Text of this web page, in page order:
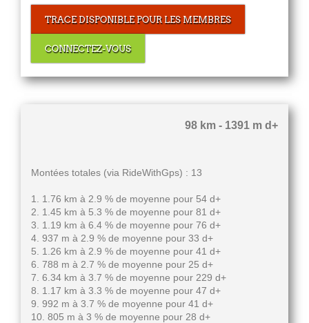
TRACE DISPONIBLE POUR LES MEMBRES
CONNECTEZ-VOUS
98 km - 1391 m d+
Montées totales (via RideWithGps) : 13
1. 1.76 km à 2.9 % de moyenne pour 54 d+
2. 1.45 km à 5.3 % de moyenne pour 81 d+
3. 1.19 km à 6.4 % de moyenne pour 76 d+
4. 937 m à 2.9 % de moyenne pour 33 d+
5. 1.26 km à 2.9 % de moyenne pour 41 d+
6. 788 m à 2.7 % de moyenne pour 25 d+
7. 6.34 km à 3.7 % de moyenne pour 229 d+
8. 1.17 km à 3.3 % de moyenne pour 47 d+
9. 992 m à 3.7 % de moyenne pour 41 d+
10. 805 m à 3 % de moyenne pour 28 d+